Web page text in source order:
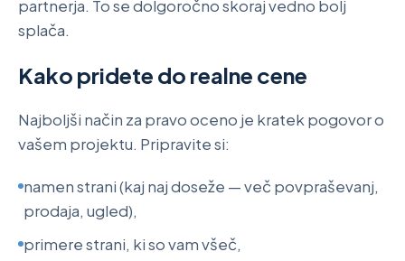
partnerja. To se dolgoročno skoraj vedno bolj
splača.
Kako pridete do realne cene
Najboljši način za pravo oceno je kratek pogovor o
vašem projektu. Pripravite si:
namen strani (kaj naj doseže — več povpraševanj,
prodaja, ugled),
primere strani, ki so vam všeč,